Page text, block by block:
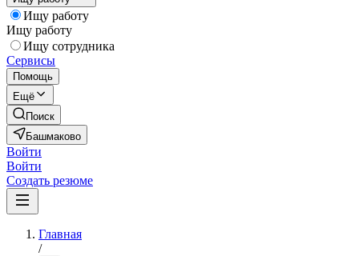
Ищу работу
Ищу работу
Ищу сотрудника
Сервисы
Помощь
Ещё
Поиск
Башмаково
Войти
Войти
Создать резюме
Главная
/